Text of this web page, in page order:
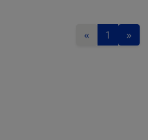
« 1 »